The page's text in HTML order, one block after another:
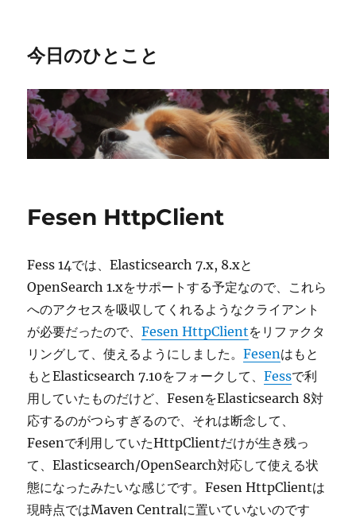
今日のひとこと
Fesen HttpClient
Fess 14では、Elasticsearch 7.x, 8.xと
OpenSearch 1.xをサポートする予定なので、これら
へのアクセスを吸収してくれるようなクライアント
が必要だったので、Fesen HttpClientをリファクタ
リングして、使えるようにしました。Fesenはもと
もとElasticsearch 7.10をフォークして、Fessで利
用していたものだけど、FesenをElasticsearch 8対
応するのがつらすぎるので、それは断念して、
Fesenで利用していたHttpClientだけが生き残っ
て、Elasticsearch/OpenSearch対応して使える状
態になったみたいな感じです。Fesen HttpClientは
現時点ではMaven Centralに置いていないのです